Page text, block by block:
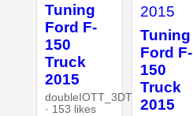
Tuning
Ford F-
150
Truck
2015
doubleIOTT_3DT
· 153 likes
Tuning
Ford F-
150
Truck
2015